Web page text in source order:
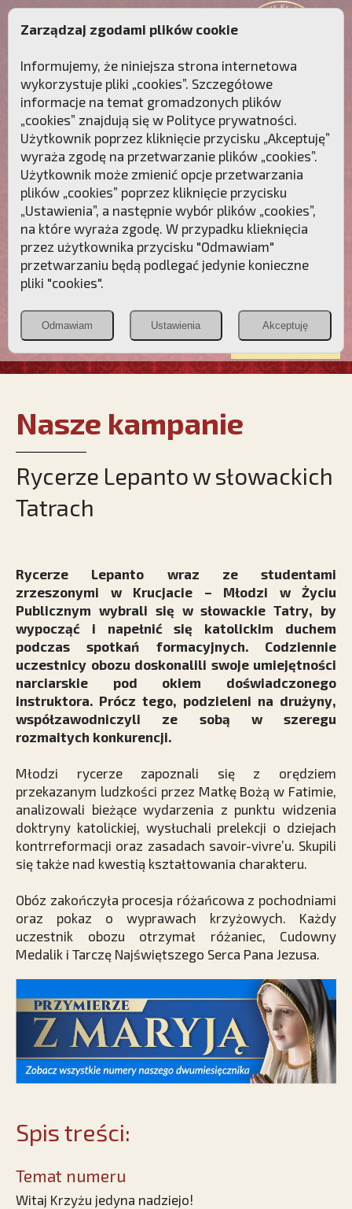
Przebudźmy sumienia Polaków!
Polonia
Christiana
PCh24.pl
Przymierze
POZNAJ APOSTOLAT FATIMY WESPRZYJ
NAS
Nasze kampanie
Rycerze Lepanto w słowackich
Tatrach
Rycerze Lepanto wraz ze studentami
zrzeszonymi w Krucjacie – Młodzi w Życiu
Publicznym wybrali się w słowackie Tatry, by
wypocząć i napełnić się katolickim duchem
podczas spotkań formacyjnych. Codziennie
uczestnicy obozu doskonalili swoje umiejętności
narciarskie pod okiem doświadczonego
instruktora. Prócz tego, podzieleni na drużyny,
współzawodniczyli ze sobą w szeregu
rozmaitych konkurencji.
Młodzi rycerze zapoznali się z orędziem
przekazanym ludzkości przez Matkę Bożą w Fatimie,
analizowali bieżące wydarzenia z punktu widzenia
doktryny katolickiej, wysłuchali prelekcji o dziejach
kontrreformacji oraz zasadach savoir-vivre’u. Skupili
się także nad kwestią kształtowania charakteru.
Obóz zakończyła procesja różańcowa z pochodniami
oraz pokaz o wyprawach krzyżowych. Każdy
uczestnik obozu otrzymał różaniec, Cudowny
Medalik i Tarczę Najświętszego Serca Pana Jezusa.
Spis treści:
Temat numeru
Witaj Krzyżu jedyna nadziejo!
Zarządzaj zgodami plików cookie
Informujemy, że niniejsza strona internetowa
wykorzystuje pliki „cookies”. Szczegółowe
informacje na temat gromadzonych plików
„cookies” znajdują się w Polityce prywatności.
Użytkownik poprzez kliknięcie przycisku „Akceptuję”
wyraża zgodę na przetwarzanie plików „cookies”.
Użytkownik może zmienić opcje przetwarzania
plików „cookies” poprzez kliknięcie przycisku
„Ustawienia”, a następnie wybór plików „cookies”,
na które wyraża zgodę. W przypadku klieknięcia
przez użytkownika przycisku "Odmawiam"
przetwarzaniu będą podlegać jedynie konieczne
pliki "cookies".
Odmawiam Ustawienia Akceptuję